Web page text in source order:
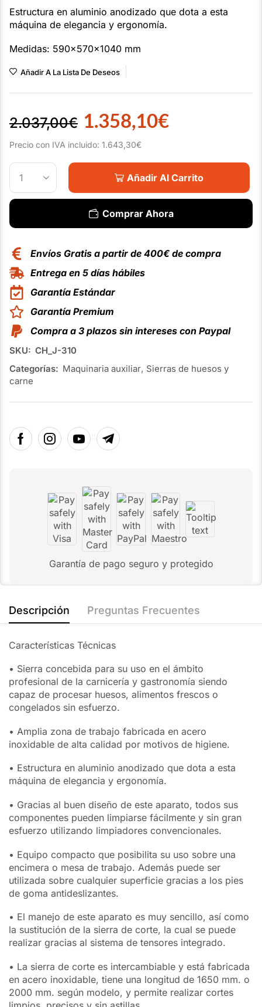
Estructura en aluminio anodizado que dota a esta
máquina de elegancia y ergonomía.
Medidas: 590x570x1040 mm
Añadir A La Lista De Deseos
2.037,00€ 1.358,10€
Precio con IVA incluido: 1.643,30€
Añadir Al Carrito
Comprar Ahora
Envíos Gratis a partir de 400€ de compra
Entrega en 5 días hábiles
Garantía Estándar
Garantía Premium
Compra a 3 plazos sin intereses con Paypal
SKU: CH_J-310
Categorías: Maquinaria auxiliar, Sierras de huesos y
carne
Garantía de pago seguro y protegido
Descripción Preguntas Frecuentes
Características Técnicas
• Sierra concebida para su uso en el ámbito
profesional de la carnicería y gastronomía siendo
capaz de procesar huesos, alimentos frescos o
congelados sin esfuerzo.
• Amplia zona de trabajo fabricada en acero
inoxidable de alta calidad por motivos de higiene.
• Estructura en aluminio anodizado que dota a esta
máquina de elegancia y ergonomía.
• Gracias al buen diseño de este aparato, todos sus
componentes pueden limpiarse fácilmente y sin gran
esfuerzo utilizando limpiadores convencionales.
• Equipo compacto que posibilita su uso sobre una
encimera o mesa de trabajo. Además puede ser
utilizada sobre cualquier superficie gracias a los pies
de goma antideslizantes.
• El manejo de este aparato es muy sencillo, así como
la sustitución de la sierra de corte, la cual se puede
realizar gracias al sistema de tensores integrado.
• La sierra de corte es intercambiable y está fabricada
en acero inoxidable, tiene una longitud de 1650 mm. o
2000 mm. según modelo, y permite realizar cortes